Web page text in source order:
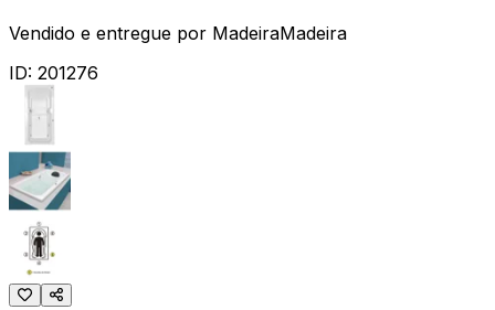
Vendido e entregue por MadeiraMadeira
ID: 201276